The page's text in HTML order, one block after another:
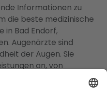
Informationen zu
die beste medizinische
in Bad Endorf,
Augenärzte sind
der Augen. Sie
an, von
die Behandlung von
zu operativen